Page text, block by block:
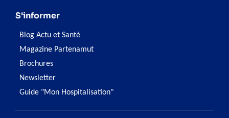
S'informer
Blog Actu et Santé
Magazine Partenamut
Brochures
Newsletter
Guide "Mon Hospitalisation"